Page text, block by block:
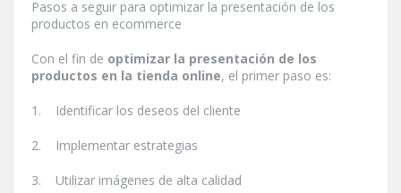
Pasos a seguir para optimizar la presentación de los
productos en ecommerce
Con el fin de optimizar la presentación de los
productos en la tienda online, el primer paso es:
1. Identificar los deseos del cliente
2. Implementar estrategias
3. Utilizar imágenes de alta calidad